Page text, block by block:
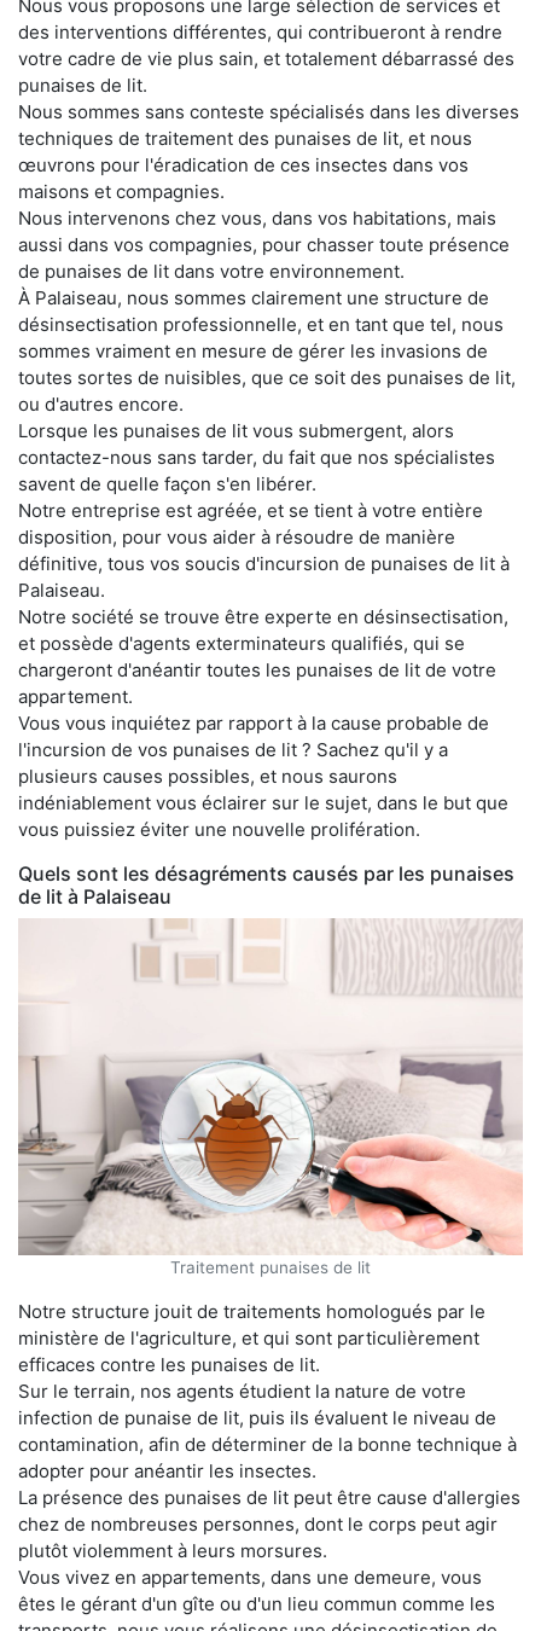
Nous vous proposons une large sélection de services et
des interventions différentes, qui contribueront à rendre
votre cadre de vie plus sain, et totalement débarrassé des
punaises de lit.
Nous sommes sans conteste spécialisés dans les diverses
techniques de traitement des punaises de lit, et nous
œuvrons pour l'éradication de ces insectes dans vos
maisons et compagnies.
Nous intervenons chez vous, dans vos habitations, mais
aussi dans vos compagnies, pour chasser toute présence
de punaises de lit dans votre environnement.
À Palaiseau, nous sommes clairement une structure de
désinsectisation professionnelle, et en tant que tel, nous
sommes vraiment en mesure de gérer les invasions de
toutes sortes de nuisibles, que ce soit des punaises de lit,
ou d'autres encore.
Lorsque les punaises de lit vous submergent, alors
contactez-nous sans tarder, du fait que nos spécialistes
savent de quelle façon s'en libérer.
Notre entreprise est agréée, et se tient à votre entière
disposition, pour vous aider à résoudre de manière
définitive, tous vos soucis d'incursion de punaises de lit à
Palaiseau.
Notre société se trouve être experte en désinsectisation,
et possède d'agents exterminateurs qualifiés, qui se
chargeront d'anéantir toutes les punaises de lit de votre
appartement.
Vous vous inquiétez par rapport à la cause probable de
l'incursion de vos punaises de lit ? Sachez qu'il y a
plusieurs causes possibles, et nous saurons
indéniablement vous éclairer sur le sujet, dans le but que
vous puissiez éviter une nouvelle prolifération.
Quels sont les désagréments causés par les punaises
de lit à Palaiseau
Traitement punaises de lit
Notre structure jouit de traitements homologués par le
ministère de l'agriculture, et qui sont particulièrement
efficaces contre les punaises de lit.
Sur le terrain, nos agents étudient la nature de votre
infection de punaise de lit, puis ils évaluent le niveau de
contamination, afin de déterminer de la bonne technique à
adopter pour anéantir les insectes.
La présence des punaises de lit peut être cause d'allergies
chez de nombreuses personnes, dont le corps peut agir
plutôt violemment à leurs morsures.
Vous vivez en appartements, dans une demeure, vous
êtes le gérant d'un gîte ou d'un lieu commun comme les